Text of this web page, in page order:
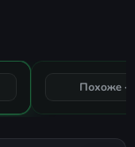
Похоже ·